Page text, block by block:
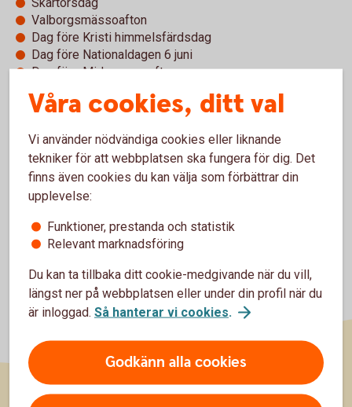
Valborgsmässoafton
Dag före Kristi himmelsfärdsdag
Dag före Nationaldagen 6 juni
Dag före Midsommarafton
Dag före Alla helgonsdag
23 december
Våra cookies, ditt val
Vi använder nödvändiga cookies eller liknande
tekniker för att webbplatsen ska fungera för dig. Det
finns även cookies du kan välja som förbättrar din
upplevelse:
Funktioner, prestanda och statistik
Relevant marknadsföring
Du kan ta tillbaka ditt cookie-medgivande när du vill,
längst ner på webbplatsen eller under din profil när du
är inloggad. Så hanterar vi cookies.
Godkänn alla cookies